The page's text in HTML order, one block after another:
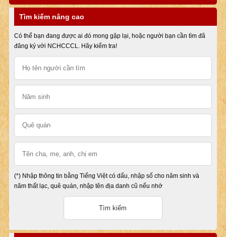
Tìm kiếm nâng cao
Có thể bạn đang được ai đó mong gặp lại, hoặc người bạn cần tìm đã
đăng ký với NCHCCCL. Hãy kiểm tra!
(*) Nhập thông tin bằng Tiếng Việt có dấu, nhập số cho năm sinh và
năm thất lạc, quê quán, nhập tên địa danh cũ nếu nhớ